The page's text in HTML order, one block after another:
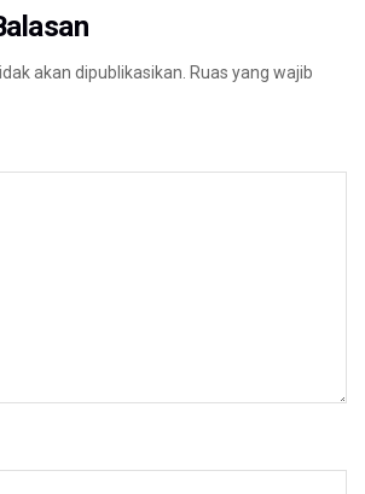
akan dipublikasikan. Ruas yang wajib